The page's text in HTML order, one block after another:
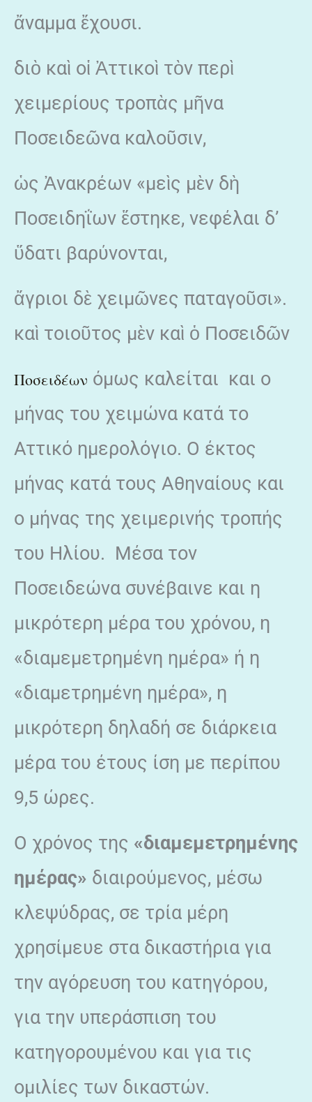
ἄναμμα ἔχουσι.
διὸ καὶ οἱ Ἀττικοὶ τὸν περὶ
χειμερίους τροπὰς μῆνα
Ποσειδεῶνα καλοῦσιν,
ὡς Ἀνακρέων «μεὶς μὲν δὴ
Ποσειδηΐων ἕστηκε, νεφέλαι δ’
ὕδατι βαρύνονται,
ἄγριοι δὲ χειμῶνες παταγοῦσι».
καὶ τοιοῦτος μὲν καὶ ὁ Ποσειδῶν
Ποσειδέων όμως καλείται και ο
μήνας του χειμώνα κατά το
Αττικό ημερολόγιο. Ο έκτος
μήνας κατά τους Αθηναίους και
ο μήνας της χειμερινής τροπής
του Ηλίου. Μέσα τον
Ποσειδεώνα συνέβαινε και η
μικρότερη μέρα του χρόνου, η
«διαμεμετρημένη ημέρα» ή η
«διαμετρημένη ημέρα», η
μικρότερη δηλαδή σε διάρκεια
μέρα του έτους ίση με περίπου
9,5 ώρες.
Ο χρόνος της «διαμεμετρημένης
ημέρας» διαιρούμενος, μέσω
κλεψύδρας, σε τρία μέρη
χρησίμευε στα δικαστήρια για
την αγόρευση του κατηγόρου,
για την υπεράσπιση του
κατηγορουμένου και για τις
ομιλίες των δικαστών.